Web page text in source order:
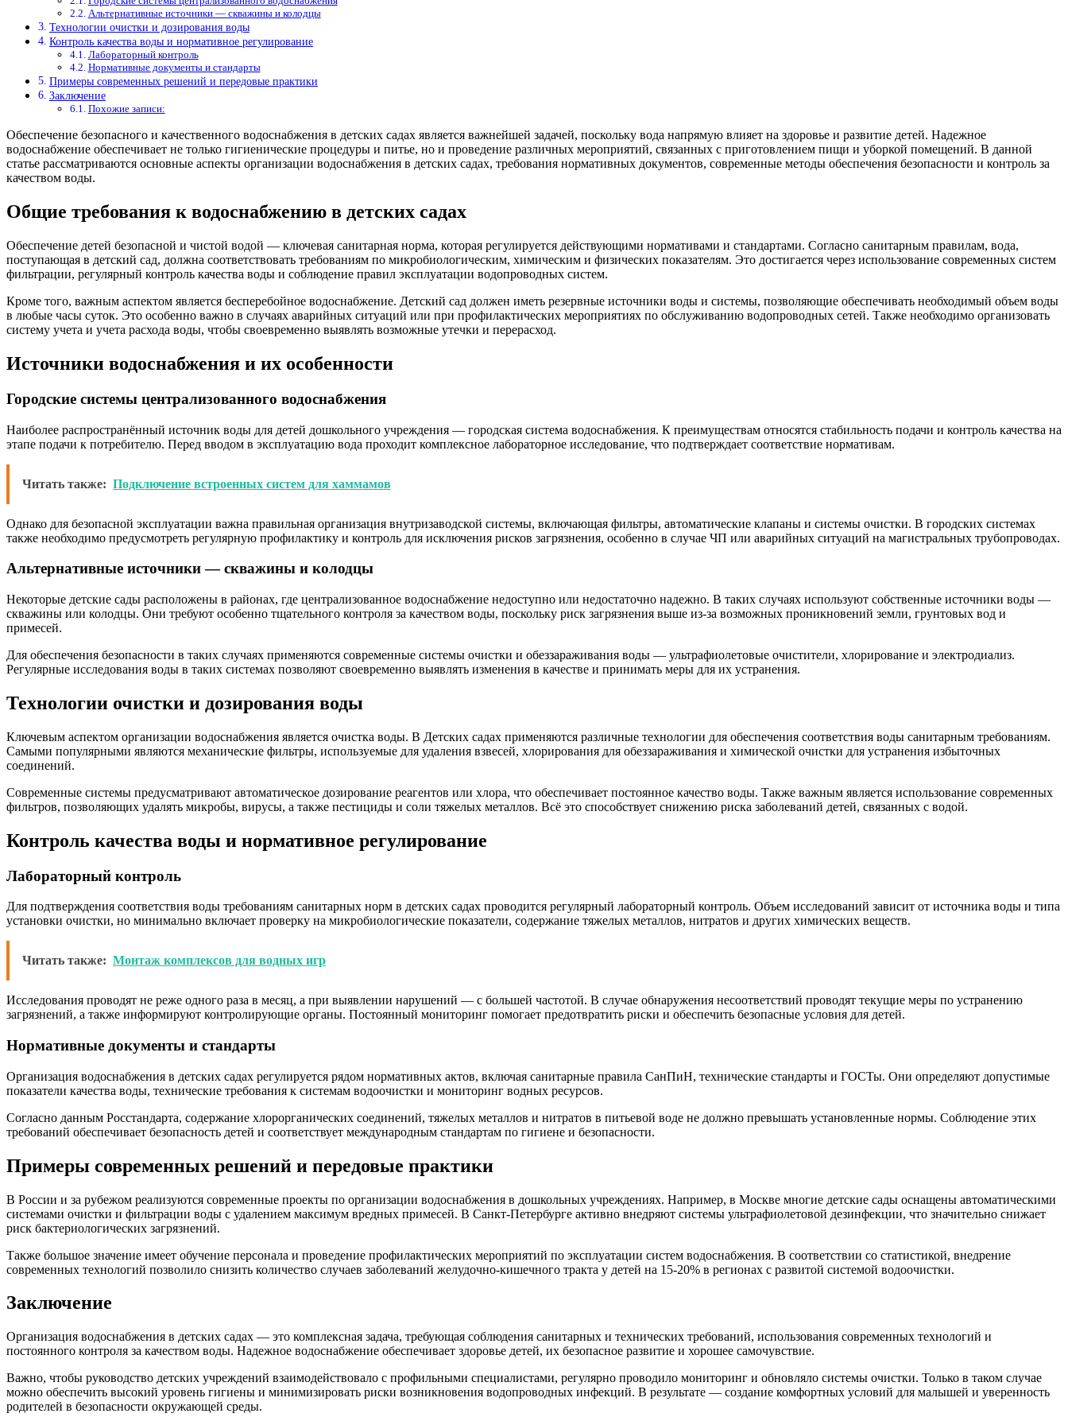
Альтернативные источники — скважины и колодцы
Технологии очистки и дозирования воды
Контроль качества воды и нормативное регулирование
Лабораторный контроль
Нормативные документы и стандарты
Примеры современных решений и передовые практики
Заключение
Похожие записи:
Обеспечение безопасного и качественного водоснабжения в детских садах является важнейшей задачей, поскольку вода напрямую влияет на здоровье и развитие детей. Надежное
водоснабжение обеспечивает не только гигиенические процедуры и питье, но и проведение различных мероприятий, связанных с приготовлением пищи и уборкой помещений. В данной
статье рассматриваются основные аспекты организации водоснабжения в детских садах, требования нормативных документов, современные методы обеспечения безопасности и контроль за
качеством воды.
Общие требования к водоснабжению в детских садах
Обеспечение детей безопасной и чистой водой — ключевая санитарная норма, которая регулируется действующими нормативами и стандартами. Согласно санитарным правилам, вода,
поступающая в детский сад, должна соответствовать требованиям по микробиологическим, химическим и физических показателям. Это достигается через использование современных систем
фильтрации, регулярный контроль качества воды и соблюдение правил эксплуатации водопроводных систем.
Кроме того, важным аспектом является бесперебойное водоснабжение. Детский сад должен иметь резервные источники воды и системы, позволяющие обеспечивать необходимый объем воды
в любые часы суток. Это особенно важно в случаях аварийных ситуаций или при профилактических мероприятиях по обслуживанию водопроводных сетей. Также необходимо организовать
систему учета и учета расхода воды, чтобы своевременно выявлять возможные утечки и перерасход.
Источники водоснабжения и их особенности
Городские системы централизованного водоснабжения
Наиболее распространённый источник воды для детей дошкольного учреждения — городская система водоснабжения. К преимуществам относятся стабильность подачи и контроль качества на
этапе подачи к потребителю. Перед вводом в эксплуатацию вода проходит комплексное лабораторное исследование, что подтверждает соответствие нормативам.
Читать также: Подключение встроенных систем для хаммамов
Однако для безопасной эксплуатации важна правильная организация внутризаводской системы, включающая фильтры, автоматические клапаны и системы очистки. В городских системах
также необходимо предусмотреть регулярную профилактику и контроль для исключения рисков загрязнения, особенно в случае ЧП или аварийных ситуаций на магистральных трубопроводах.
Альтернативные источники — скважины и колодцы
Некоторые детские сады расположены в районах, где централизованное водоснабжение недоступно или недостаточно надежно. В таких случаях используют собственные источники воды —
скважины или колодцы. Они требуют особенно тщательного контроля за качеством воды, поскольку риск загрязнения выше из-за возможных проникновений земли, грунтовых вод и
примесей.
Для обеспечения безопасности в таких случаях применяются современные системы очистки и обеззараживания воды — ультрафиолетовые очистители, хлорирование и электродиализ.
Регулярные исследования воды в таких системах позволяют своевременно выявлять изменения в качестве и принимать меры для их устранения.
Технологии очистки и дозирования воды
Ключевым аспектом организации водоснабжения является очистка воды. В Детских садах применяются различные технологии для обеспечения соответствия воды санитарным требованиям.
Самыми популярными являются механические фильтры, используемые для удаления взвесей, хлорирования для обеззараживания и химической очистки для устранения избыточных
соединений.
Современные системы предусматривают автоматическое дозирование реагентов или хлора, что обеспечивает постоянное качество воды. Также важным является использование современных
фильтров, позволяющих удалять микробы, вирусы, а также пестициды и соли тяжелых металлов. Всё это способствует снижению риска заболеваний детей, связанных с водой.
Контроль качества воды и нормативное регулирование
Лабораторный контроль
Для подтверждения соответствия воды требованиям санитарных норм в детских садах проводится регулярный лабораторный контроль. Объем исследований зависит от источника воды и типа
установки очистки, но минимально включает проверку на микробиологические показатели, содержание тяжелых металлов, нитратов и других химических веществ.
Читать также: Монтаж комплексов для водных игр
Исследования проводят не реже одного раза в месяц, а при выявлении нарушений — с большей частотой. В случае обнаружения несоответствий проводят текущие меры по устранению
загрязнений, а также информируют контролирующие органы. Постоянный мониторинг помогает предотвратить риски и обеспечить безопасные условия для детей.
Нормативные документы и стандарты
Организация водоснабжения в детских садах регулируется рядом нормативных актов, включая санитарные правила СанПиН, технические стандарты и ГОСТы. Они определяют допустимые
показатели качества воды, технические требования к системам водоочистки и мониторинг водных ресурсов.
Согласно данным Росстандарта, содержание хлорорганических соединений, тяжелых металлов и нитратов в питьевой воде не должно превышать установленные нормы. Соблюдение этих
требований обеспечивает безопасность детей и соответствует международным стандартам по гигиене и безопасности.
Примеры современных решений и передовые практики
В России и за рубежом реализуются современные проекты по организации водоснабжения в дошкольных учреждениях. Например, в Москве многие детские сады оснащены автоматическими
системами очистки и фильтрации воды с удалением максимум вредных примесей. В Санкт-Петербурге активно внедряют системы ультрафиолетовой дезинфекции, что значительно снижает
риск бактериологических загрязнений.
Также большое значение имеет обучение персонала и проведение профилактических мероприятий по эксплуатации систем водоснабжения. В соответствии со статистикой, внедрение
современных технологий позволило снизить количество случаев заболеваний желудочно-кишечного тракта у детей на 15-20% в регионах с развитой системой водоочистки.
Заключение
Организация водоснабжения в детских садах — это комплексная задача, требующая соблюдения санитарных и технических требований, использования современных технологий и
постоянного контроля за качеством воды. Надежное водоснабжение обеспечивает здоровье детей, их безопасное развитие и хорошее самочувствие.
Важно, чтобы руководство детских учреждений взаимодействовало с профильными специалистами, регулярно проводило мониторинг и обновляло системы очистки. Только в таком случае
можно обеспечить высокий уровень гигиены и минимизировать риски возникновения водопроводных инфекций. В результате — создание комфортных условий для малышей и уверенность
родителей в безопасности окружающей среды.